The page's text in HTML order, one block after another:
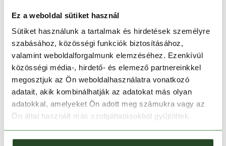
Ez a weboldal sütiket használ
Sütiket használunk a tartalmak és hirdetések személyre
szabásához, közösségi funkciók biztosításához,
valamint weboldalforgalmunk elemzéséhez. Ezenkívül
közösségi média-, hirdető- és elemező partnereinkkel
megosztjuk az Ön weboldalhasználatra vonatkozó
adatait, akik kombinálhatják az adatokat más olyan
adatokkal, amelyeket Ön adott meg számukra vagy az
Ön által használt más szolgáltatásokból gyűjtöttek.
CSAK ONLINE
-25%
CSAK ONLINE
-10%